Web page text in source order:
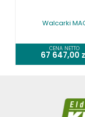
Walcarki
CENA NETTO
67 647,00